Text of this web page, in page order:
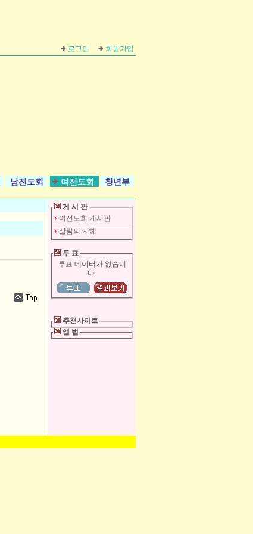
로그인 회원가입
남전도회 여전도회
청년부
게 시 판
여전도회 게시판
살림의 지혜
투 표
투표 데이터가 없습니
다.
추천사이트
앨 범